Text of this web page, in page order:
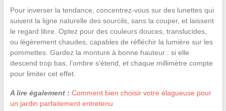
Pour inverser la tendance, concentrez-vous sur des lunettes qui
suivent la ligne naturelle des sourcils, sans la couper, et laissent
le regard libre. Optez pour des couleurs douces, translucides,
ou légèrement chaudes, capables de réfléchir la lumière sur les
pommettes. Gardez la monture à bonne hauteur : si elle
descend trop bas, l’ombre s’étend, et chaque millimètre compte
pour limiter cet effet.
A lire également : Comment bien choisir votre élagueuse pour
un jardin parfaitement entretenu